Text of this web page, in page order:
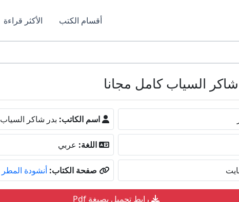
أقسام الكتب الأكثر قراءة
اسم الكاتب: بدر شاكر السياب
اللغة: عربي
صفحة الكتاب: أنشودة المطر
رابط تحميل بصيغة Pdf